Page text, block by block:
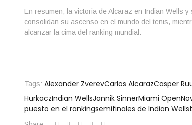
En resumen, la victoria de Alcaraz en Indian Wells
consolidan su ascenso en el mundo del tenis,
alcanzar la cima del ranking mundial.
Tags: Alexander ZverevCarlos AlcarazCasper
HurkaczIndian WellsJannik SinnerMiami Open
puesto en el rankingsemifinales de Indian Wells